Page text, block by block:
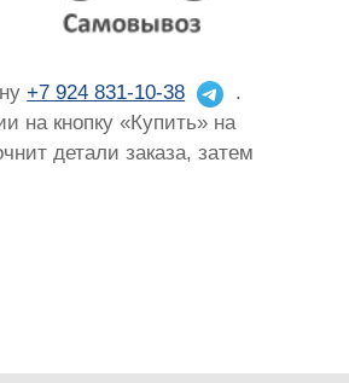
+7 924 831-10-38
.
на кнопку «Купить» на
детали заказа, затем